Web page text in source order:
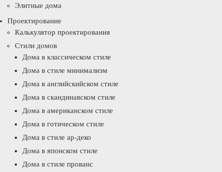
Элитные дома
Проектирование
Калькулятор проектирования
Стили домов
Дома в классическом стиле
Дома в стиле минимализм
Дома в английскийском стиле
Дома в скандинавском стиле
Дома в американском стиле
Дома в готическом стиле
Дома в стиле ар-деко
Дома в японском стиле
Дома в стиле прованс